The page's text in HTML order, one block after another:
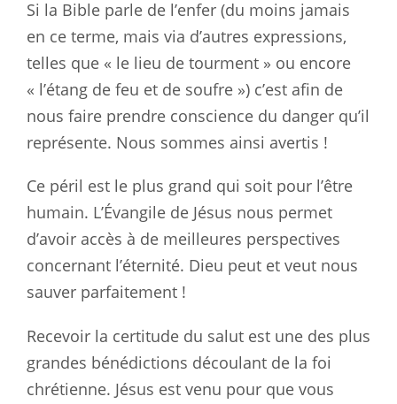
Si la Bible parle de l’enfer (du moins jamais
en ce terme, mais via d’autres expressions,
telles que « le lieu de tourment » ou encore
« l’étang de feu et de soufre ») c’est afin de
nous faire prendre conscience du danger qu’il
représente. Nous sommes ainsi avertis !
Ce péril est le plus grand qui soit pour l’être
humain. L’Évangile de Jésus nous permet
d’avoir accès à de meilleures perspectives
concernant l’éternité. Dieu peut et veut nous
sauver parfaitement !
Recevoir la certitude du salut est une des plus
grandes bénédictions découlant de la foi
chrétienne. Jésus est venu pour que vous